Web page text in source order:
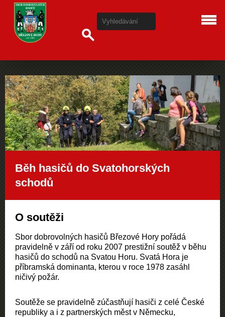
Běh hasičů do Svatohorských
schodů
O soutěži
Sbor dobrovolných hasičů Březové Hory pořádá
pravidelně v září od roku 2007 prestižní soutěž v běhu
hasičů do schodů na Svatou Horu. Svatá Hora je
příbramská dominanta, kterou v roce 1978 zasáhl
ničivý požár.
Soutěže se pravidelně zúčastňují hasiči z celé České
republiky a i z partnerských měst v Německu,